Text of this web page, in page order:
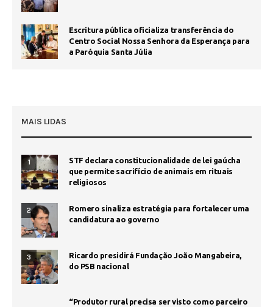
Escritura pública oficializa transferência do
Centro Social Nossa Senhora da Esperança para
a Paróquia Santa Júlia
MAIS LIDAS
1
STF declara constitucionalidade de lei gaúcha
que permite sacrifício de animais em rituais
religiosos
2
Romero sinaliza estratégia para fortalecer uma
candidatura ao governo
3
Ricardo presidirá Fundação João Mangabeira,
do PSB nacional
“Produtor rural precisa ser visto como parceiro